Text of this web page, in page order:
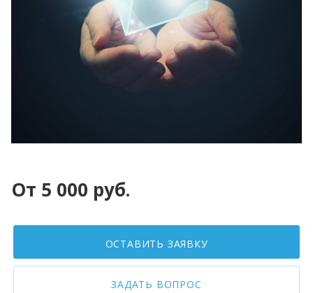
От 5 000 руб.
ОСТАВИТЬ ЗАЯВКУ
ЗАДАТЬ ВОПРОС